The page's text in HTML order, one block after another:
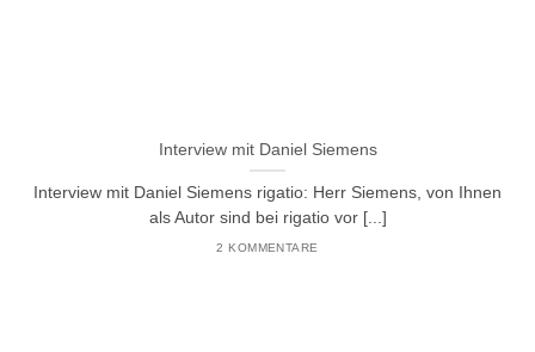
Interview mit Daniel Siemens
Interview mit Daniel Siemens rigatio: Herr Siemens, von Ihnen
als Autor sind bei rigatio vor [...]
2 KOMMENTARE